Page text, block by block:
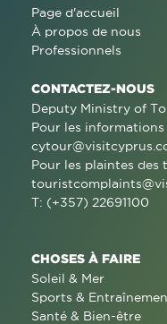
Page d'accueil
À propos de nous
Professionnels
CONTACTEZ-NOUS
Deputy Ministry of
Pour les
Pour les plaintes des
T: (+357) 22691100
CHOSES À FAIRE
Soleil & Mer
Sports &
Santé & Bien-être